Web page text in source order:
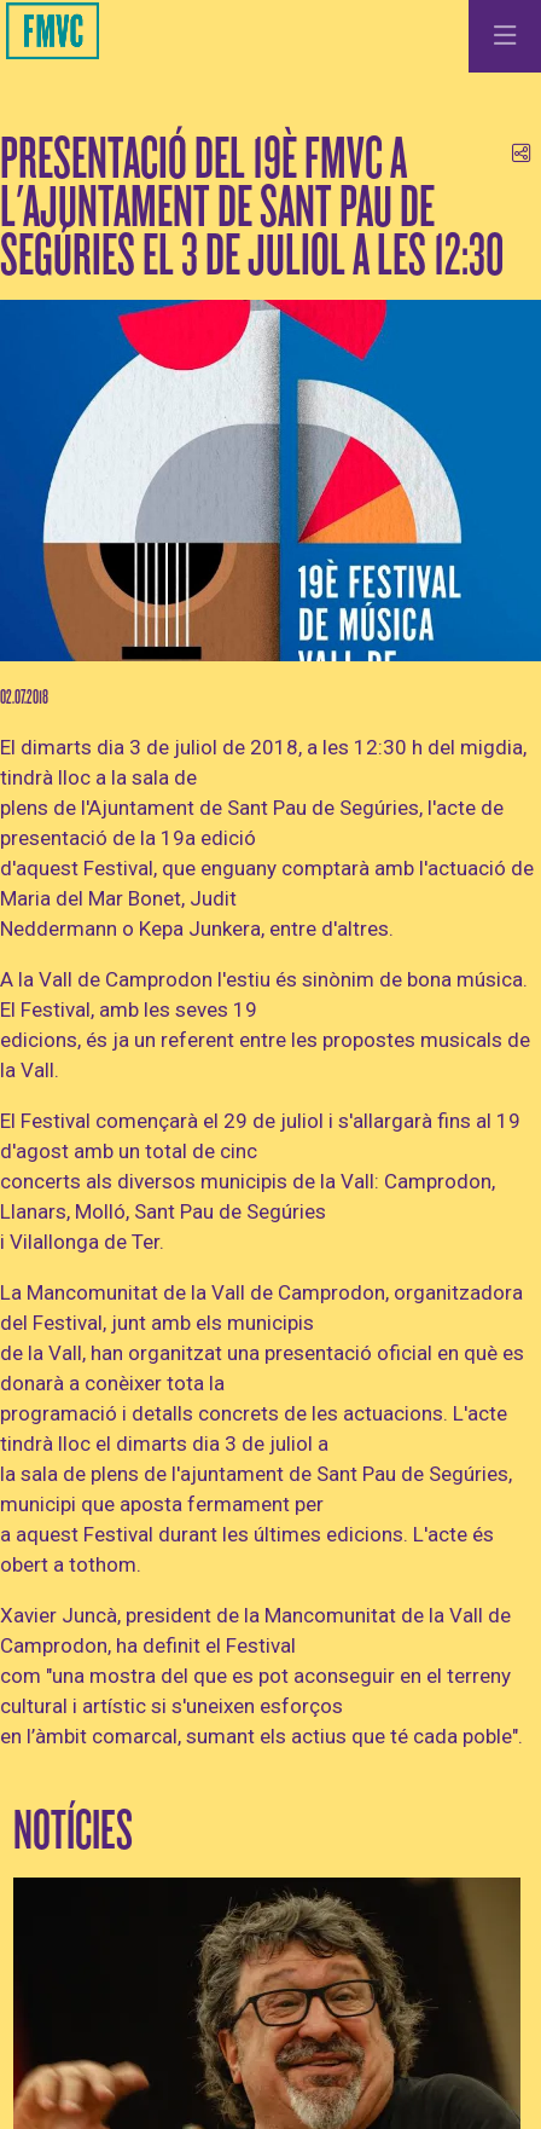
PRESENTACIÓ DEL 19È FMVC A
L'AJUNTAMENT DE SANT PAU DE
SEGÚRIES EL 3 DE JULIOL A LES 12:30
02.07.2018
El dimarts dia 3 de juliol de 2018, a les 12:30 h del migdia,
tindrà lloc a la sala de
plens de l'Ajuntament de Sant Pau de Segúries, l'acte de
presentació de la 19a edició
d'aquest Festival, que enguany comptarà amb l'actuació de
Maria del Mar Bonet, Judit
Neddermann o Kepa Junkera, entre d'altres.
A la Vall de Camprodon l'estiu és sinònim de bona música.
El Festival, amb les seves 19
edicions, és ja un referent entre les propostes musicals de
la Vall.
El Festival començarà el 29 de juliol i s'allargarà fins al 19
d'agost amb un total de cinc
concerts als diversos municipis de la Vall: Camprodon,
Llanars, Molló, Sant Pau de Segúries
i Vilallonga de Ter.
La Mancomunitat de la Vall de Camprodon, organitzadora
del Festival, junt amb els municipis
de la Vall, han organitzat una presentació oficial en què es
donarà a conèixer tota la
programació i detalls concrets de les actuacions. L'acte
tindrà lloc el dimarts dia 3 de juliol a
la sala de plens de l'ajuntament de Sant Pau de Segúries,
municipi que aposta fermament per
a aquest Festival durant les últimes edicions. L'acte és
obert a tothom.
Xavier Juncà, president de la Mancomunitat de la Vall de
Camprodon, ha definit el Festival
com "una mostra del que es pot aconseguir en el terreny
cultural i artístic si s'uneixen esforços
en l’àmbit comarcal, sumant els actius que té cada poble".
NOTÍCIES